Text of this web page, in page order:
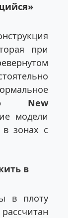
при
New
модели
зонах с
в
в плоту